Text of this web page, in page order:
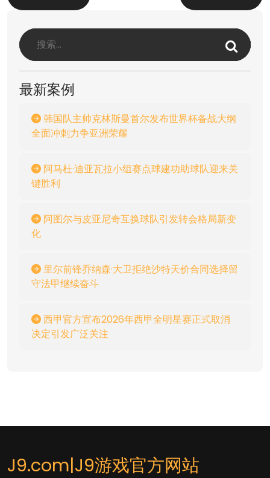
最新案例
韩国队主帅克林斯曼首尔发布世界杯备战大纲
全面冲刺力争亚洲荣耀
阿马杜·迪亚瓦拉小组赛点球建功助球队迎来关
键胜利
阿图尔与皮亚尼奇互换球队引发转会格局新变
化
里尔前锋乔纳森·大卫拒绝沙特天价合同选择留
守法甲继续奋斗
西甲官方宣布2026年西甲全明星赛正式取消
决定引发广泛关注
J9.com|J9游戏官方网站